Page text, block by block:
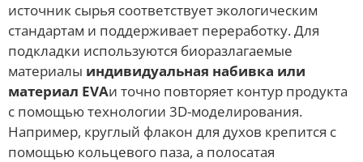
источник сырья соответствует экологическим
стандартам и поддерживает переработку. Для
подкладки используются биоразлагаемые
материалы индивидуальная набивка или
материал EVAи точно повторяет контур продукта
с помощью технологии 3D-моделирования.
Например, круглый флакон для духов крепится с
помощью кольцевого паза, а полосатая